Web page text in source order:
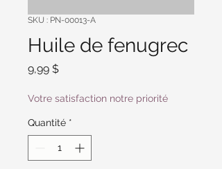
SKU : PN-00013-A
Huile de fenugrec
9,99 $Prix
Votre satisfaction notre priorité
Quantité *